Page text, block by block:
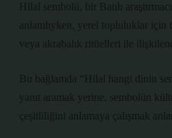
Hilal sembolü, bir Batılı
anlamlıyken, yerel topluluklar için
veya akrabalık ritüelleri ile
Bu bağlamda “Hilal hangi dinin
yanıt aramak yerine, sembolün
çeşitliliğini anlamaya çalışmak